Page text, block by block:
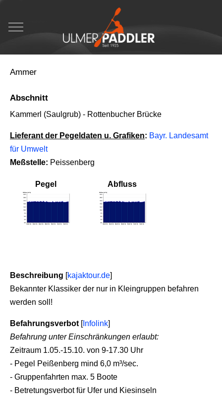
Mobile Menu Toggle
Ammer
Abschnitt
Kammerl (Saulgrub) - Rottenbucher Brücke
Lieferant der Pegeldaten u. Grafiken: Bayr. Landesamt
für Umwelt
Meßstelle: Peissenberg
Pegel Abfluss
Beschreibung [kajaktour.de]
Bekannter Klassiker der nur in Kleingruppen befahren
werden soll!
Befahrungsverbot [Infolink]
Befahrung unter Einschränkungen erlaubt:
Zeitraum 1.05.-15.10. von 9-17.30 Uhr
- Pegel Peißenberg mind 6,0 m³/sec.
- Gruppenfahrten max. 5 Boote
- Betretungsverbot für Ufer und Kiesinseln